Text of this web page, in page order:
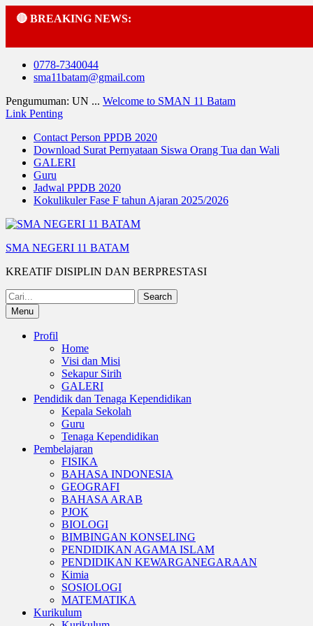
🔴 BREAKING NEWS:
Skip
0778-7340044
sma11batam@gmail.com
Pengumuman: UN ... Welcome to SMAN 11 Batam
Link Penting
Contact Person PPDB 2020
Download Surat Pernyataan Siswa Orang Tua dan Wali
GALERI
Guru
Jadwal PPDB 2020
Kokulikuler Fase F tahun Ajaran 2025/2026
SMA NEGERI 11 BATAM
KREATIF DISIPLIN DAN BERPRESTASI
Search
for:Menu
Profil
Home
Visi dan Misi
Sekapur Sirih
GALERI
Pendidik dan Tenaga Kependidikan
Kepala Sekolah
Guru
Tenaga Kependidikan
Pembelajaran
FISIKA
BAHASA INDONESIA
GEOGRAFI
BAHASA ARAB
PJOK
BIOLOGI
BIMBINGAN KONSELING
PENDIDIKAN AGAMA ISLAM
PENDIDIKAN KEWARGANEGARAAN
Kimia
SOSIOLOGI
MATEMATIKA
Kurikulum